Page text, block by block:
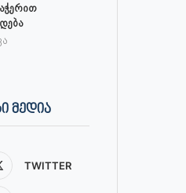
ᲛᲔᲓᲘᲐ
TWITTER